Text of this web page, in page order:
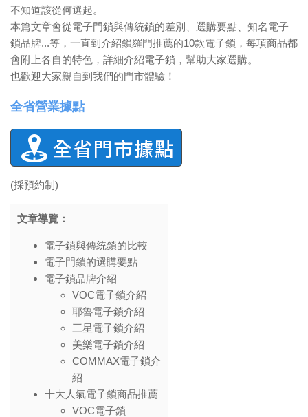
不知道該從何選起。
本篇文章會從電子門鎖與傳統鎖的差別、選購要點、知名電子
鎖品牌...等，一直到介紹鎖羅門推薦的10款電子鎖，每項商品都
會附上各自的特色，詳細介紹電子鎖，幫助大家選購。
也歡迎大家親自到我們的門市體驗！
全省營業據點
(採預約制)
文章導覽：
電子鎖與傳統鎖的比較
電子門鎖的選購要點
電子鎖品牌介紹
VOC電子鎖介紹
耶魯電子鎖介紹
三星電子鎖介紹
美樂電子鎖介紹
COMMAX電子鎖介
紹
十大人氣電子鎖商品推薦
VOC電子鎖